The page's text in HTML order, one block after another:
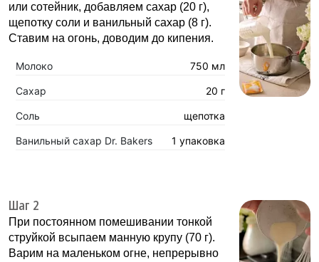
или сотейник, добавляем сахар (20 г),
щепотку соли и ванильный сахар (8 г).
Ставим на огонь, доводим до кипения.
Молоко 750 мл
Сахар 20 г
Соль щепотка
Ванильный сахар Dr. Bakers 1 упаковка
Шаг 2
При постоянном помешивании тонкой
струйкой всыпаем манную крупу (70 г).
Варим на маленьком огне, непрерывно